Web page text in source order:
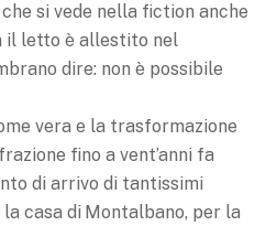
si vede nella fiction anche
il letto è allestito nel
dire: non è possibile
vera e la trasformazione
fino a vent’anni fa
di arrivo di tantissimi
casa di Montalbano, per la